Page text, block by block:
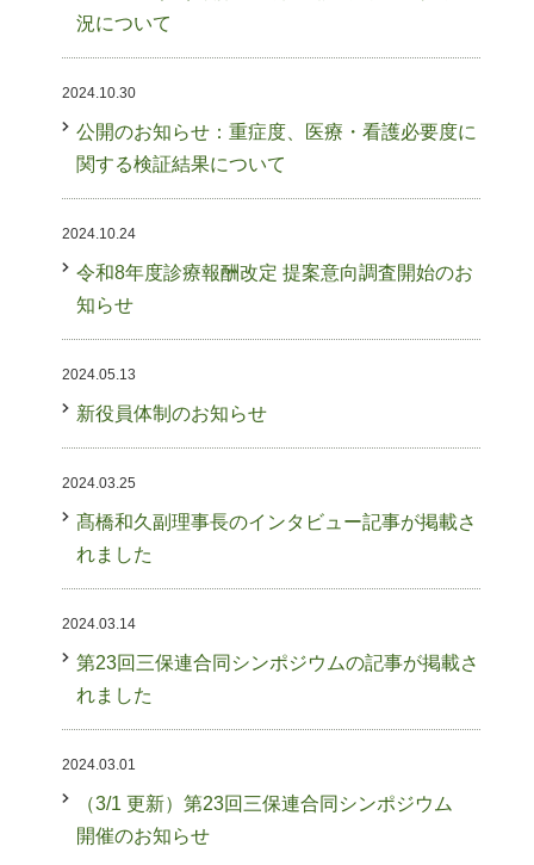
況について
2024.10.30
公開のお知らせ：重症度、医療・看護必要度に
関する検証結果について
2024.10.24
令和8年度診療報酬改定 提案意向調査開始のお
知らせ
2024.05.13
新役員体制のお知らせ
2024.03.25
髙橋和久副理事長のインタビュー記事が掲載さ
れました
2024.03.14
第23回三保連合同シンポジウムの記事が掲載さ
れました
2024.03.01
（3/1 更新）第23回三保連合同シンポジウム
開催のお知らせ